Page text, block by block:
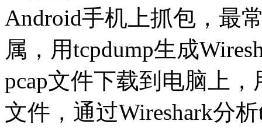
Android手机上抓包，最
属，用tcpdump生成
pcap文件下载到电脑上，
文件，通过Wireshark分